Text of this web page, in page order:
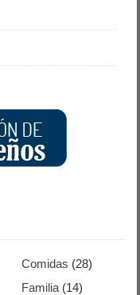
Comidas (28)
Familia(14)